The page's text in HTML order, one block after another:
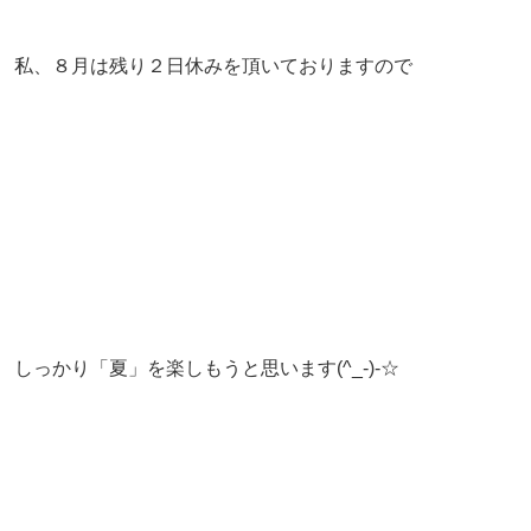
私、８月は残り２日休みを頂いておりますので
しっかり「夏」を楽しもうと思います(^_-)-☆